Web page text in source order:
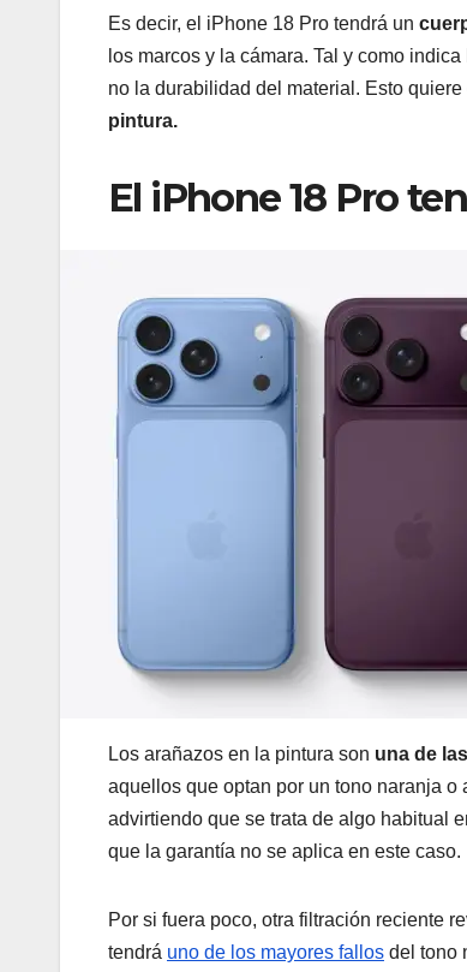
Es decir, el iPhone 18 Pro tendrá un
los marcos y la cámara. Tal y como
no la durabilidad del material. Esto
pintura.
El iPhone 18 Pro
Los arañazos en la pintura son una de
aquellos que optan por un tono naranja o
advirtiendo que se trata de algo habitual
que la garantía no se aplica en este caso.
Por si fuera poco, otra filtración reciente
tendrá uno de los mayores fallos del tono